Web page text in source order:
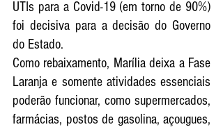
UTIs para a Covid-19 (em torno de 90%)
foi decisiva para a decisão do Governo
do Estado.
Como rebaixamento, Marília deixa a Fase
Laranja e somente atividades essenciais
poderão funcionar, como supermercados,
farmácias, postos de gasolina, açougues,